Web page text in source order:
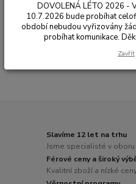
P30 Serie
Slavíme 12 let na trhu
Jsme specialisté v oboru
Férové ceny a široký
Kvalitní zboží a nízké
DOVOLENÁ LÉTO 2026 -
10.7.2026 bude probíhat
období nebudou vyřizovány
probíhat komunikace.
Zavřít